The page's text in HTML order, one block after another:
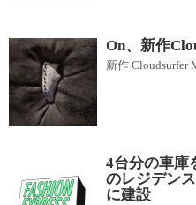
On、新作
新作 Cloudsurfer
4台分の車庫
のレジデン
に建設